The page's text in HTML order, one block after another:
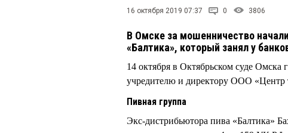
16 октября 2019 07:37 0 3806
В Омске за мошенничество
«Балтика», который занял у
14 октября в Октябрьском суде Омска
учредителю и директору ООО
Пивная группа
Экс-дистрибьютора пива